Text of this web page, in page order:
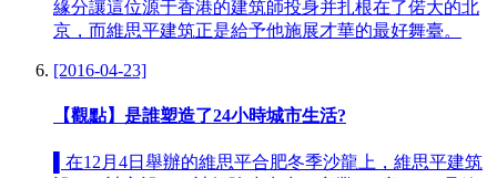
緣分讓這位源于香港的建筑師投身并扎根在了偌大的北
京，而維思平建筑正是給予他施展才華的最好舞臺。
[2016-04-23]
【觀點】是誰塑造了24小時城市生活?
▌在12月4日舉辦的維思平合肥冬季沙龍上，維思平建筑